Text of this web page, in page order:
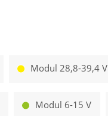
Modul 28,8-39,4 V
Modul 6-15 V